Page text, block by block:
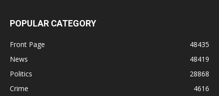
POPULAR CATEGORY
Front Page
48435
News
48419
Politics
28868
Crime
4616